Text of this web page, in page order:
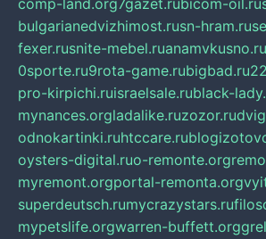
comp-land.org7gazet.rubicom-oil.ru
bulgarianedvizhimost.rusn-hram.ru
fexer.rusnite-mebel.ruanamvkusno.ru
0sporte.ru9rota-game.rubigbad.ru
pro-kirpichi.ruisraelsale.rublack-
mynances.orgladalike.ruzozor.ru
odnokartinki.ruhtccare.ru
oysters-digital.ruo-remonte.org
myremont.orgportal-remonta.org
superdeutsch.rumycrazystars.ru
mypetslife.orgwarren-buffett.org